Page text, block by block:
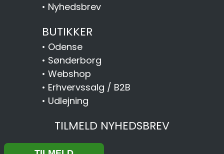
• Nyhedsbrev
BUTIKKER
• Odense
• Sønderborg
• Webshop
• Erhvervssalg / B2B
• Udlejning
TILMELD NYHEDSBREV